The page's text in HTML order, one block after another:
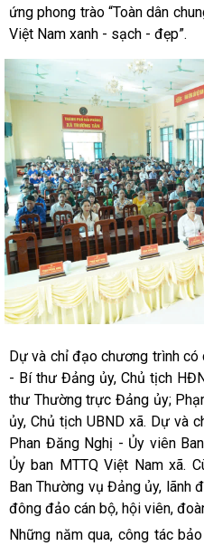
ứng phong trào “Toàn dân
Việt Nam xanh - sạch - đẹp”.
Dự và chỉ đạo chương trình có
- Bí thư Đảng ủy, Chủ tịch
thư Thường trực Đảng ủy;
ủy, Chủ tịch UBND xã. Dự và
Phan Đăng Nghị - Ủy viên
Ủy ban MTTQ Việt Nam xã.
Ban Thường vụ Đảng ủy, lãnh
đông đảo cán bộ, hội viên,
Những năm qua, công tác